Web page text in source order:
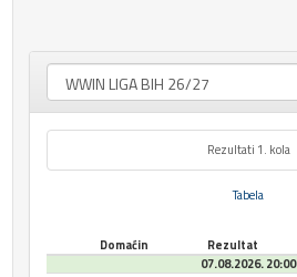
Rezultati 1. kola
Tabela
Domaćin Rezultat
07.08.2026. 20:00